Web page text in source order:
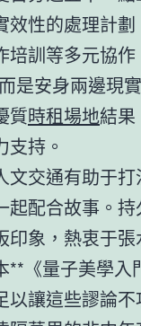
效性的處理計
培訓等多元協
是安身兩邊現
質時租場地結
支持。
文交通有助于
起配合故事。
印象，熱衷于
**《量子美學
以讓這些謬論